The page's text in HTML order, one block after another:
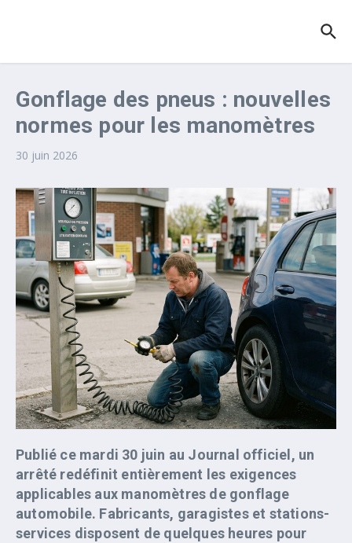
Gonflage des pneus : nouvelles
normes pour les manomètres
30 juin 2026
Publié ce mardi 30 juin au Journal officiel, un
arrêté redéfinit entièrement les exigences
applicables aux manomètres de gonflage
automobile. Fabricants, garagistes et stations-
services disposent de quelques heures pour